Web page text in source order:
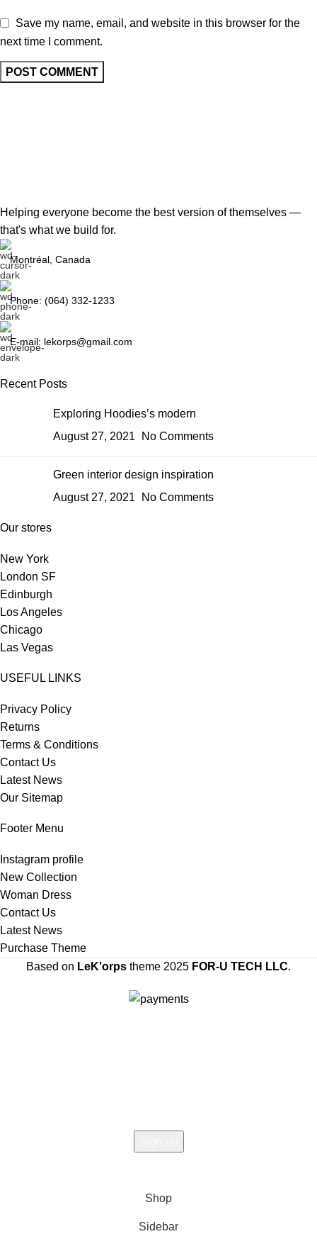
Save my name, email, and website in this browser for the
next time I comment.
Helping everyone become the best version of themselves —
that's what we build for.
Montréal, Canada
Phone: (064) 332-1233
E-mail: lekorps@gmail.com
Recent Posts
Exploring Hoodies’s modern
August 27, 2021
No Comments
Green interior design inspiration
August 27, 2021
No Comments
Our stores
New York
London SF
Edinburgh
Los Angeles
Chicago
Las Vegas
USEFUL LINKS
Privacy Policy
Returns
Terms & Conditions
Contact Us
Latest News
Our Sitemap
Footer Menu
Instagram profile
New Collection
Woman Dress
Contact Us
Latest News
Purchase Theme
Based on LeK'orps theme 2025 FOR-U TECH LLC.
Shop
Sidebar